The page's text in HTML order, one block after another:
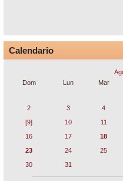
Calendario
Dom
Lun Mar
2
3 4
[9]
10 11
16
17 18
23
24 25
30
31